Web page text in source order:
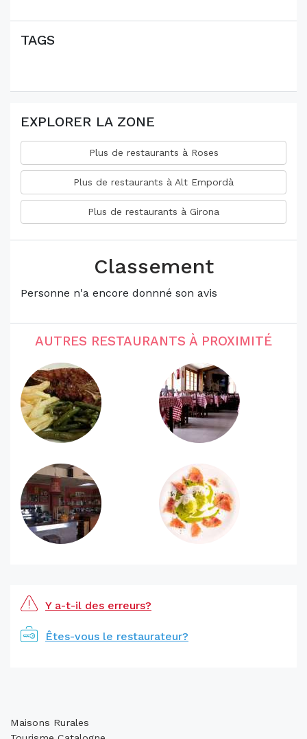
TAGS
EXPLORER LA ZONE
Plus de restaurants à Roses
Plus de restaurants à Alt Empordà
Plus de restaurants à Girona
Classement
Personne n'a encore donnné son avis
AUTRES RESTAURANTS À PROXIMITÉ
Y a-t-il des erreurs?
Êtes-vous le restaurateur?
Maisons Rurales